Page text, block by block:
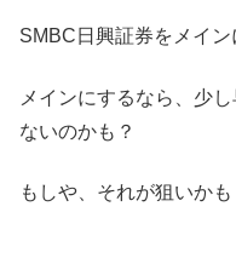
SMBC日興証券をメイン
メインにするなら、少
ないのかも？
もしや、それが狙いかも